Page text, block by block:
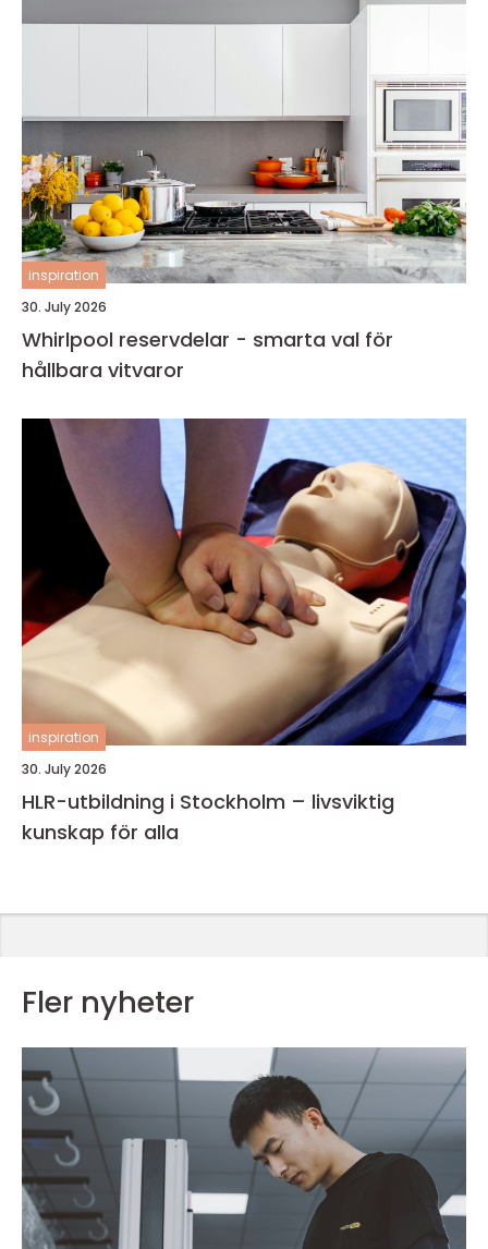
inspiration
30. July 2026
Whirlpool reservdelar - smarta val för
hållbara vitvaror
inspiration
30. July 2026
HLR-utbildning i Stockholm – livsviktig
kunskap för alla
Fler nyheter